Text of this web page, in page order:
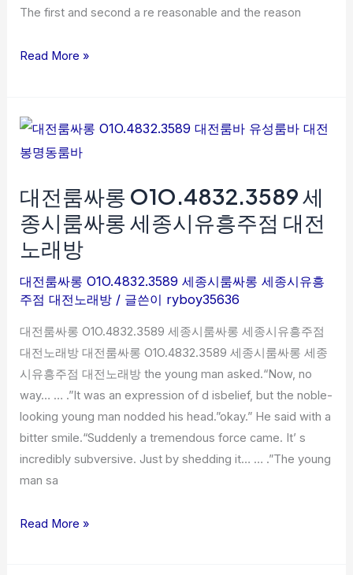
The first and second a re reasonable and the reason
바
Read More »
대전룸싸롱 O1O.4832.3589 세
종시룸싸롱 세종시유흥주점 대전
노래방
대전룸싸롱 O1O.4832.3589 세종시룸싸롱 세종시유흥
주점 대전노래방 / 글쓴이 ryboy35636
대전룸싸롱 O1O.4832.3589 세종시룸싸롱 세종시유흥주점
대전노래방 대전룸싸롱 O1O.4832.3589 세종시룸싸롱 세종
시유흥주점 대전노래방 the young man asked.“Now, no
way… … .”It was an expression of d isbelief, but the noble-
looking young man nodded his head.”okay.” He said with a
bitter smile.“Suddenly a tremendous force came. It’ s
incredibly subversive. Just by shedding it… … .”The young
man sa
대
전
싸
O1O.4832.3589
세
종
시
싸
롱
세
종
시
유
흥
주
대
Read More »